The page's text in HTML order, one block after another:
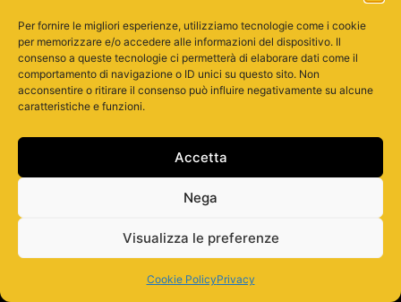
Per fornire le migliori esperienze, utilizziamo tecnologie come i cookie
per memorizzare e/o accedere alle informazioni del dispositivo. Il
consenso a queste tecnologie ci permetterà di elaborare dati come il
comportamento di navigazione o ID unici su questo sito. Non
acconsentire o ritirare il consenso può influire negativamente su alcune
caratteristiche e funzioni.
Accetta
Nega
Visualizza le preferenze
Cookie PolicyPrivacy